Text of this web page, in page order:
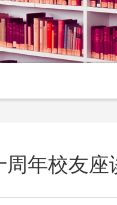
周年校友座